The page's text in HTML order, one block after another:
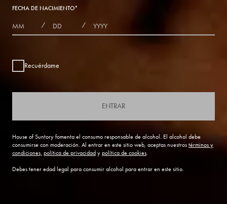
FECHA DE NACIMIENTO*
MONTHS
/ DAYS / YEAR
Recuérdame
ENTRAR
House of Suntory fomenta el consumo responsable de alcohol. El alcohol debe
consumirse con moderación. Al entrar en este sitio web, aceptas nuestros términos y
condiciones, política de privacidad y política de cookies.
Debes tener edad legal para consumir alcohol para entrar en este sitio.